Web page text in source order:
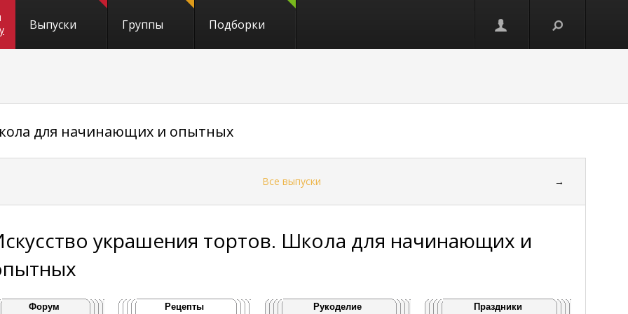
Выпуски Группы Подборки
для начинающих и опытных
Все выпуски →
украшения тортов. Школа для начинающих и
Форум Рецепты Рукоделие Праздники